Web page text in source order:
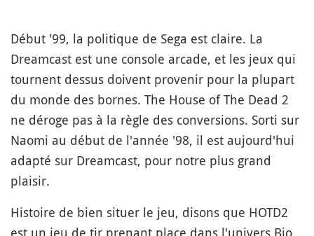
Début '99, la politique de Sega est claire. La
Dreamcast est une console arcade, et les jeux qui
tournent dessus doivent provenir pour la plupart
du monde des bornes. The House of The Dead 2
ne déroge pas à la règle des conversions. Sorti sur
Naomi au début de l'année '98, il est aujourd'hui
adapté sur Dreamcast, pour notre plus grand
plaisir.
Histoire de bien situer le jeu, disons que HOTD2
est un jeu de tir prenant place dans l'univers Bio